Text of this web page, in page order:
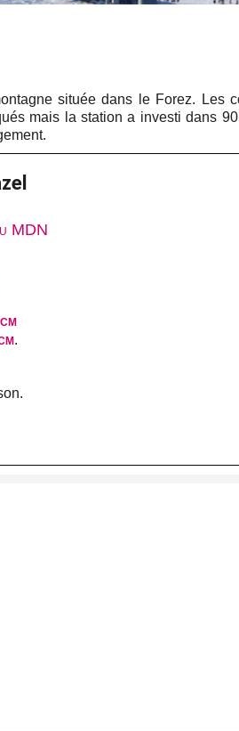
située dans le Forez. Les
mais la station a investi dans
MDN
.